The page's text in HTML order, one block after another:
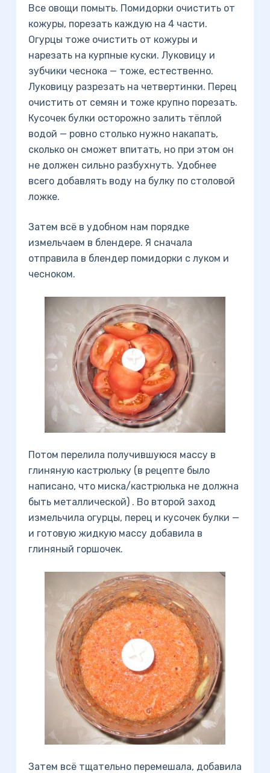
Все овощи помыть. Помидорки очистить от
кожуры, порезать каждую на 4 части.
Огурцы тоже очистить от кожуры и
нарезать на курпные куски. Луковицу и
зубчики чеснока — тоже, естественно.
Луковицу разрезать на четвертинки. Перец
очистить от семян и тоже крупно порезать.
Кусочек булки осторожно залить тёплой
водой — ровно столько нужно накапать,
сколько он сможет впитать, но при этом он
не должен сильно разбухнуть. Удобнее
всего добавлять воду на булку по столовой
ложке.
Затем всё в удобном нам порядке
измельчаем в блендере. Я сначала
отправила в блендер помидорки с луком и
чесноком.
Потом перелила получившуюся массу в
глиняную кастрюльку (в рецепте было
написано, что миска/кастрюлька не должна
быть металлической) . Во второй заход
измельчила огурцы, перец и кусочек булки —
и готовую жидкую массу добавила в
глиняный горшочек.
Затем всё тщательно перемешала, добавила